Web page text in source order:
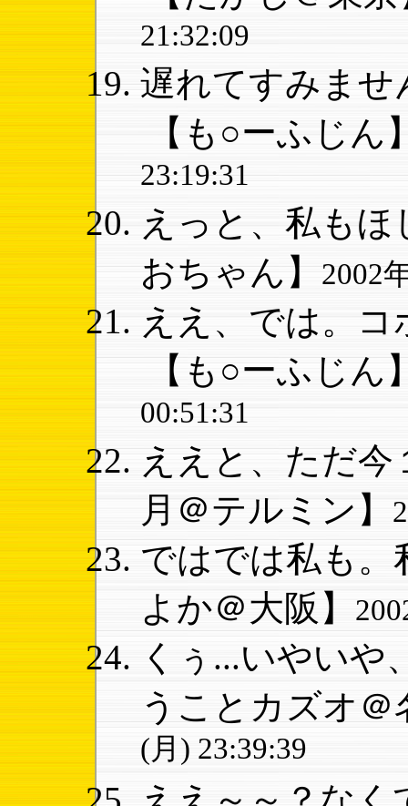
21:32:09
遅れてすみませ
【も○ーふじん
23:19:31
えっと、私も
おちゃん】
2002
ええ、では。
【も○ーふじん
00:51:31
ええと、ただ
月＠テルミン】
ではでは私も。
よか＠大阪】
くぅ...いやい
うことカズオ＠
(月) 23:39:39